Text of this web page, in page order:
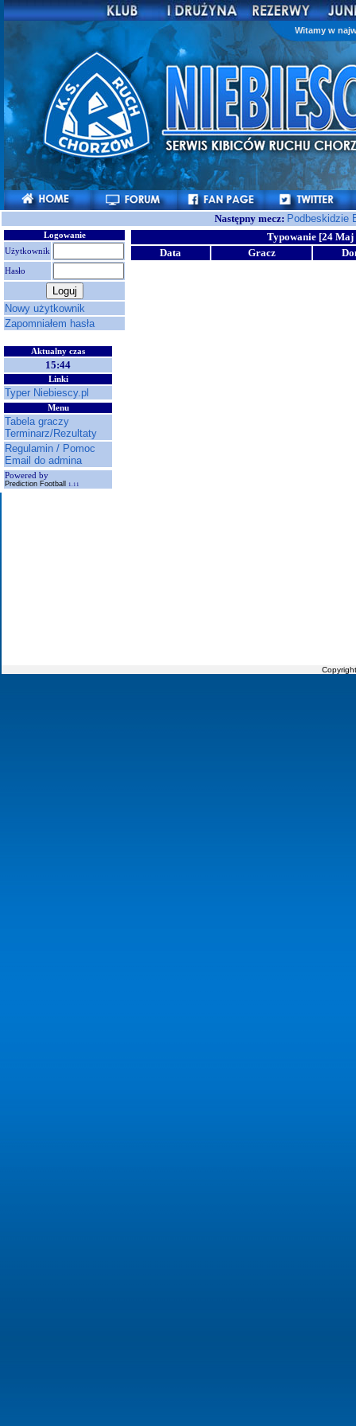
Witamy w
Następny mecz: Podbeskidzie
Logowanie
Użytkownik
Hasło
Nowy użytkownik
Zapomniałem hasła
Aktualny czas
15:44
Linki
Typer Niebiescy.pl
Menu
Tabela graczy
Terminarz/Rezultaty
Regulamin / Pomoc
Email do admina
Powered by
Prediction Football 1.11
Typowanie [24 Maj
Data
Gracz